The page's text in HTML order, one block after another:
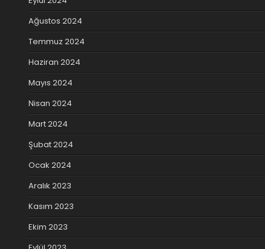
Ağustos 2024
Temmuz 2024
Haziran 2024
Mayıs 2024
Nisan 2024
Mart 2024
Şubat 2024
Ocak 2024
Aralık 2023
Kasım 2023
Ekim 2023